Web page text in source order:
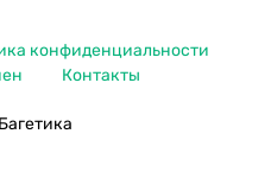
конфиденциальности
Контакты